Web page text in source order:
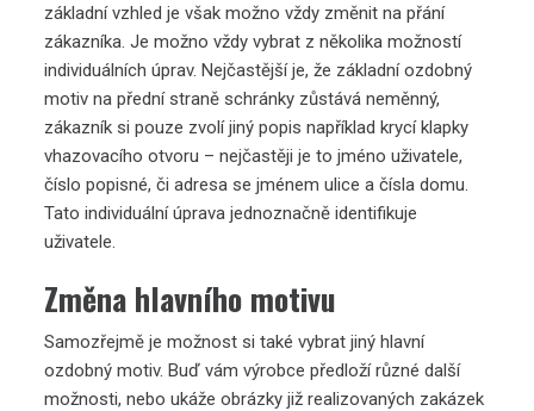
základní vzhled je však možno vždy změnit na přání
zákazníka. Je možno vždy vybrat z několika možností
individuálních úprav. Nejčastější je, že základní ozdobný
motiv na přední straně schránky zůstává neměnný,
zákazník si pouze zvolí jiný popis například krycí klapky
vhazovacího otvoru – nejčastěji je to jméno uživatele,
číslo popisné, či adresa se jménem ulice a čísla domu.
Tato individuální úprava jednoznačně identifikuje
uživatele.
Změna hlavního motivu
Samozřejmě je možnost si také vybrat jiný hlavní
ozdobný motiv. Buď vám výrobce předloží různé další
možnosti, nebo ukáže obrázky již realizovaných zakázek